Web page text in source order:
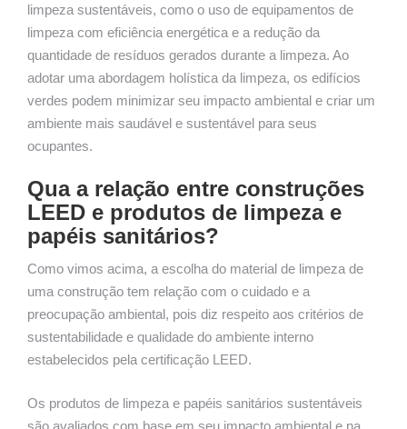
limpeza sustentáveis, como o uso de equipamentos de
limpeza com eficiência energética e a redução da
quantidade de resíduos gerados durante a limpeza. Ao
adotar uma abordagem holística da limpeza, os edifícios
verdes podem minimizar seu impacto ambiental e criar um
ambiente mais saudável e sustentável para seus
ocupantes.
Qua a relação entre construções
LEED e produtos de limpeza e
papéis sanitários?
Como vimos acima, a escolha do material de limpeza de
uma construção tem relação com o cuidado e a
preocupação ambiental, pois diz respeito aos critérios de
sustentabilidade e qualidade do ambiente interno
estabelecidos pela certificação LEED.
Os produtos de limpeza e papéis sanitários sustentáveis
são avaliados com base em seu impacto ambiental e na